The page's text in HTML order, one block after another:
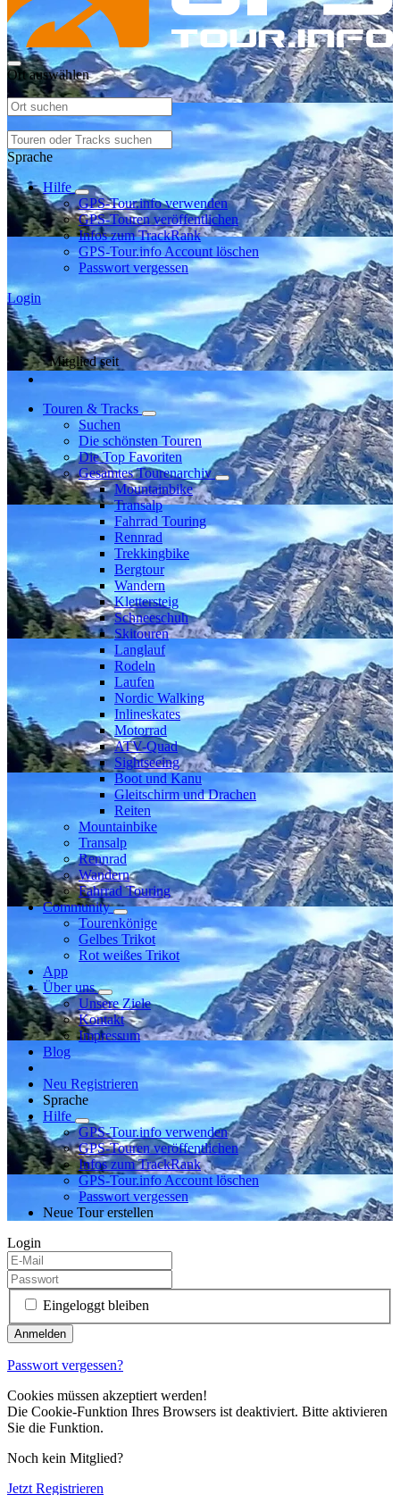
Ort auswählen
Sprache
Hilfe
GPS-Tour.info verwenden
GPS-Touren veröffentlichen
Infos zum TrackRank
GPS-Tour.info Account löschen
Passwort vergessen
Login
Mitglied seit
Touren & Tracks
Suchen
Die schönsten Touren
Die Top Favoriten
Gesamtes Tourenarchiv
Mountainbike
Transalp
Fahrrad Touring
Rennrad
Trekkingbike
Bergtour
Wandern
Klettersteig
Schneeschuh
Skitouren
Langlauf
Rodeln
Laufen
Nordic Walking
Inlineskates
Motorrad
ATV-Quad
Sightseeing
Boot und Kanu
Gleitschirm und Drachen
Reiten
Mountainbike
Transalp
Rennrad
Wandern
Fahrrad Touring
Community
Tourenkönige
Gelbes Trikot
Rot weißes Trikot
App
Über uns
Unsere Ziele
Kontakt
Impressum
Blog
Neu Registrieren
Sprache
Hilfe
GPS-Tour.info verwenden
GPS-Touren veröffentlichen
Infos zum TrackRank
GPS-Tour.info Account löschen
Passwort vergessen
Neue Tour erstellen
Login
Eingeloggt bleiben
Passwort vergessen?
Cookies müssen akzeptiert werden!
Die Cookie-Funktion Ihres Browsers ist deaktiviert. Bitte aktivieren
Sie die Funktion.
Noch kein Mitglied?
Jetzt Registrieren